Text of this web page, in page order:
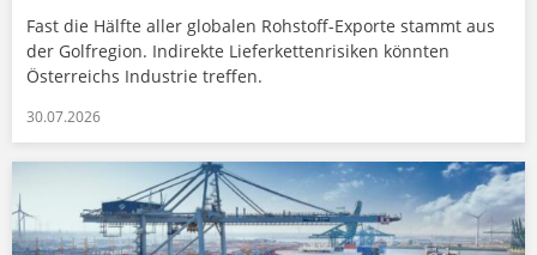
Fast die Hälfte aller globalen Rohstoff-Exporte stammt aus
der Golfregion. Indirekte Lieferkettenrisiken könnten
Österreichs Industrie treffen.
30.07.2026